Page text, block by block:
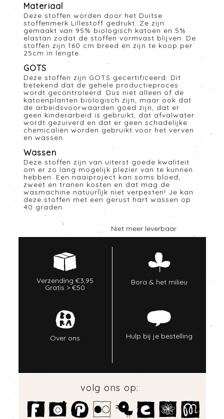
Materiaal
Deze stoffen worden door het Duitse
stoffenmerk Lillestoff gedrukt. Ze zijn
gemaakt van 95% biologisch katoen en 5%
elastan zodat de stoffen vormvast blijven. De
stoffen zijn 160 cm breed en zijn te koop per
25cm in lengte.
GOTS
Deze stoffen zijn GOTS gecertificeerd. Dit
betekend dat de gehele productieproces
wordt gecontroleerd. Dus niet alleen of de
katoenplanten biologisch zijn, maar ook dat
de arbeidsvoorwaarden goed zijn, dat er
geen kinderarbeid is gebruikt, dat afvalwater
wordt gezuiverd en dat er geen schadelijke
chemicaliën worden gebruikt voor het verven
en wassen.
Wassen
Deze stoffen zijn van uiterst goede kwaliteit
om er zo lang mogelijk plezier van te kunnen
hebben. Een naaiproject kan soms bloed,
zweet en tranen kosten en dat mag de
wasmachine natuurlijk niet verpesten! Je kan
deze stoffen met een gerust hart wassen op
40 graden.
Niet meer leverbaar
Verzending €3,95
Gratis > €50
Bora & het milieu
Over ons Hulp bij je bestelling
volg ons op: